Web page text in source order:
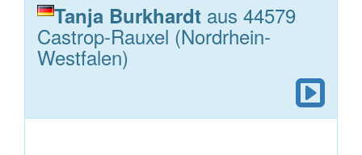
Tanja Burkhardt aus 44579
Castrop-Rauxel (Nordrhein-
Westfalen)